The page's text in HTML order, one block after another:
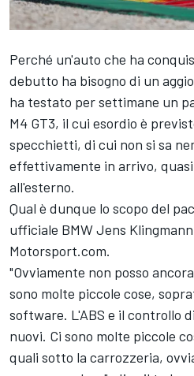
Perché un'auto che ha
debutto ha bisogno di un
ha testato per settimane un
M4 GT3, il cui esordio è
specchietti, di cui non si sa
effettivamente in arrivo,
all'esterno.
Qual è dunque lo scopo del
ufficiale BMW Jens
Motorsport.com.
"Ovviamente non posso
sono molte piccole cose,
software. L'ABS e il controllo
nuovi. Ci sono molte piccole
quali sotto la carrozzeria,